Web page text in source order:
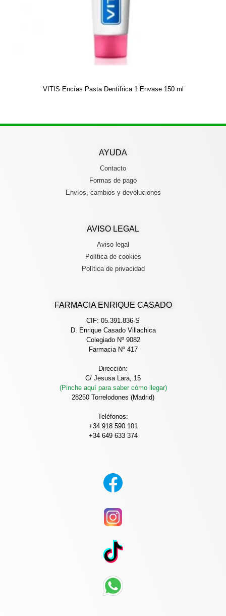
VITIS Encías Pasta Dentífrica 1 Envase 150 ml
FARMACIA ENRIQUE CASADO
CIF: 05.391.836-S
D. Enrique Casado Villachica
Colegiado Nº 9082
Farmacia Nº 417
Dirección:
C/ Jesusa Lara, 15
(Pinche aquí para saber cómo llegar)
28250 Torrelodones (Madrid)
Teléfonos:
+34 918 590 101
+34 649 633 374
AVISO LEGAL
Aviso legal
Política de cookies
Política de privacidad
AYUDA
Contacto
Formas de pago
Envíos, cambios y devoluciones